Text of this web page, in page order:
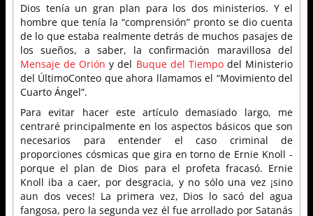
Dios tenía un gran plan para los dos ministerios. Y el
hombre que tenía la “comprensión” pronto se dio cuenta
de lo que estaba realmente detrás de muchos pasajes de
los sueños, a saber, la confirmación maravillosa del
Mensaje de Orión y del Buque del Tiempodel Ministerio
del ÚltimoConteo que ahora llamamos el “Movimiento del
Cuarto Ángel”.
Para evitar hacer este artículo demasiado largo, me
centraré principalmente en los aspectos básicos que son
necesarios para entender el caso criminal de
proporciones cósmicas que gira en torno de Ernie Knoll -
porque el plan de Dios para el profeta fracasó. Ernie
Knoll iba a caer, por desgracia, y no sólo una vez ¡sino
aun dos veces! La primera vez, Dios lo sacó del agua
fangosa, pero la segunda vez él fue arrollado por Satanás